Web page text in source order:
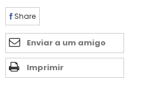
Share
Enviar a um amigo
Imprimir